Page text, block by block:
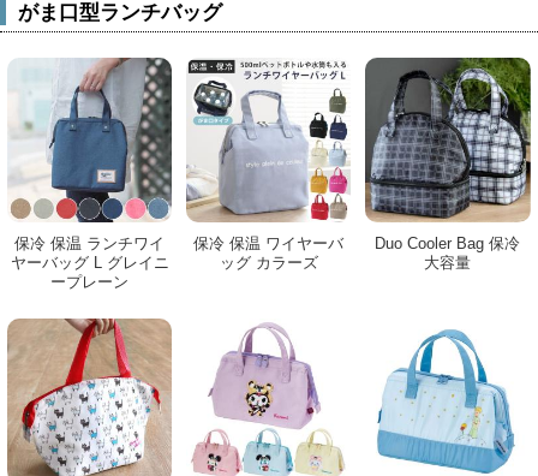
がま口型ランチバッグ
保冷 保温 ランチワイ
ヤーバッグ L グレイニ
ープレーン
保冷 保温 ワイヤーバ
ッグ カラーズ
Duo Cooler Bag 保冷
大容量